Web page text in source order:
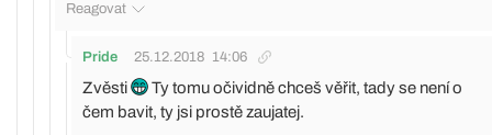
Reagovat
Pride 25.12.2018 14:06
Zvěsti
Ty tomu očividně chceš věřit, tady se není o
čem bavit, ty jsi prostě zaujatej.